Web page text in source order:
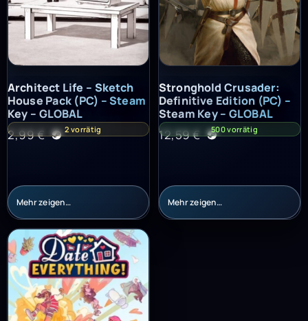
Architect Life – Sketch House Pack (PC) – Steam Key – GLOBAL
Architect Life – Sketch
House Pack (PC) – Steam
Key – GLOBAL
2,99€ 2 vorrätig
Mehr zeigen…
Stronghold Crusader: Definitive
Stronghold Crusader:
Definitive Edition (PC) –
Steam Key – GLOBAL
12,59€ 500 vorrätig
Mehr zeigen…